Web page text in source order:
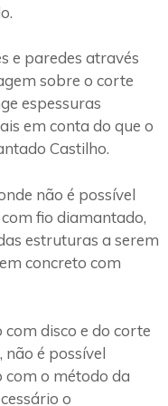
e paredes através
sobre o corte
espessuras
em conta do que o
Castilho.
não é possível
fio diamantado,
estruturas a serem
concreto com
disco e do corte
é possível
o método da
o